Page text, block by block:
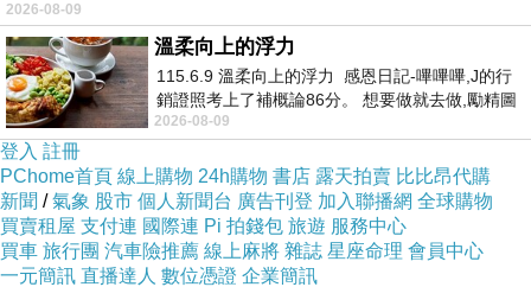
2026-08-09
溫柔向上的浮力
115.6.9 溫柔向上的浮力 感恩日記-嗶嗶嗶,J的行
銷證照考上了補概論86分。 想要做就去做,勵精圖
治大成功,也是表法,堅持和努力
2026-08-09
登入 註冊
PChome首頁 線上購物 24h購物 書店 露天拍賣 比比昂代購
新聞 /氣象 股市 個人新聞台 廣告刊登 加入聯播網 全球購物
買賣租屋 支付連 國際連 Pi 拍錢包 旅遊 服務中心
買車 旅行團 汽車險推薦 線上麻將 雜誌 星座命理 會員中心
一元簡訊 直播達人 數位憑證 企業簡訊